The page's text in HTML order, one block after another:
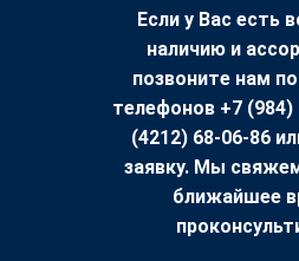
Если у Вас есть
наличию и
позвоните нам
телефонов +7 (984)
(4212) 68-06-86
заявку. Мы
ближайшее